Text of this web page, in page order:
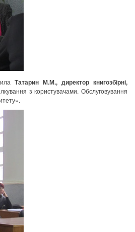
Татарин М.М., директор книгозбірні,
з користувачами. Обслуговування